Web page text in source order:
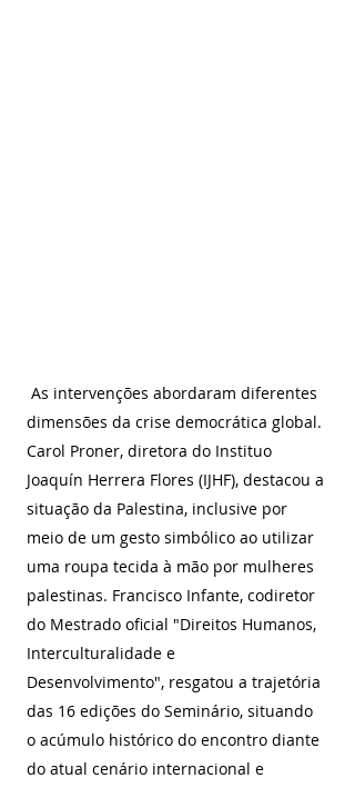
dimensões da crise democrática global.
Carol Proner, diretora do Instituo
Joaquín Herrera Flores (IJHF), destacou a
situação da Palestina, inclusive por
meio de um gesto simbólico ao utilizar
uma roupa tecida à mão por mulheres
palestinas. Francisco Infante, codiretor
do Mestrado oficial "Direitos Humanos,
Interculturalidade e
Desenvolvimento", resgatou a trajetória
das 16 edições do Seminário, situando
o acúmulo histórico do encontro diante
do atual cenário internacional e